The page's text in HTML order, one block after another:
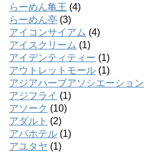
らーめん亀王 (4)
らーめん亭 (3)
アイコンサイアム (4)
アイスクリーム (1)
アイデンティティー (1)
アウトレットモール (1)
アジアハーブアソシエーション
アジフライ (1)
アソーク (10)
アダルト (2)
アパホテル (1)
アユタヤ (1)